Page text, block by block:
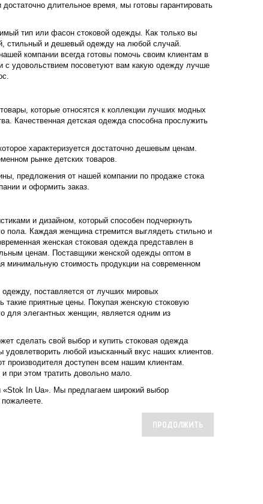
длительное время, мы готовы гарантировать
тип или фасон стоковой одежды. Как только вы
стильный и дешевый одежду на любой случай.
компании всегда готовы помочь своим клиентам в
с удовольствием посоветуют вам какую одежду лучше
которые относятся к коллекции лучших модных
Качественная детская одежда способна прослужить
характеризуется достаточно дешевым ценам.
рынке детских товаров.
предложения от нашей компании по продаже стока
и оформить заказ.
и дизайном, который способен подчеркнуть
пола. Каждая женщина стремится выглядеть стильно и
женская стоковая одежда представлен в
ценам. Поставщики женской одежды оптом в
минимальную стоимость продукции на современном
поставляется от лучших мировых
приятные цены. Покупая женскую стоковую
для элегантных женщин, является одним из
сделать свой выбор и купить стоковая одежда
любой изысканный вкус наших клиентов.
производителя доступен всем нашим клиентам.
при этом тратить довольно мало.
In Ua». Мы предлагаем широкий выбор
ПРОДОЛЖИТЬ